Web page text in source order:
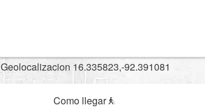
Geolocalizacion 16.335823,-92.391081
Como llegar